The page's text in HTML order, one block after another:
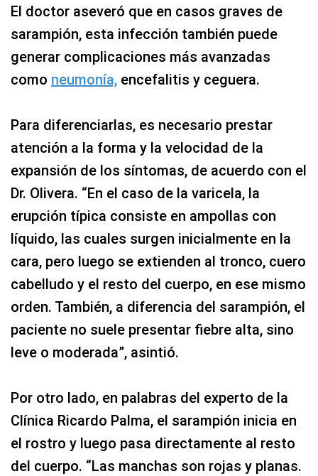
El doctor aseveró que en casos graves de
sarampión, esta infección también puede
generar complicaciones más avanzadas
como neumonía, encefalitis y ceguera.
Para diferenciarlas, es necesario prestar
atención a la forma y la velocidad de la
expansión de los síntomas, de acuerdo con el
Dr. Olivera. “En el caso de la varicela, la
erupción típica consiste en ampollas con
líquido, las cuales surgen inicialmente en la
cara, pero luego se extienden al tronco, cuero
cabelludo y el resto del cuerpo, en ese mismo
orden. También, a diferencia del sarampión, el
paciente no suele presentar fiebre alta, sino
leve o moderada”, asintió.
Por otro lado, en palabras del experto de la
Clínica Ricardo Palma, el sarampión inicia en
el rostro y luego pasa directamente al resto
del cuerpo. “Las manchas son rojas y planas.